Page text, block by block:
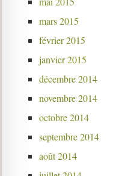
mars 2015
février 2015
janvier 2015
décembre 2014
novembre 2014
octobre 2014
septembre 2014
août 2014